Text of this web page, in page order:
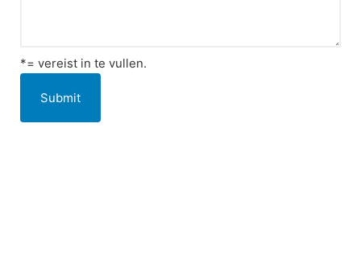
*= vereist in te vullen.